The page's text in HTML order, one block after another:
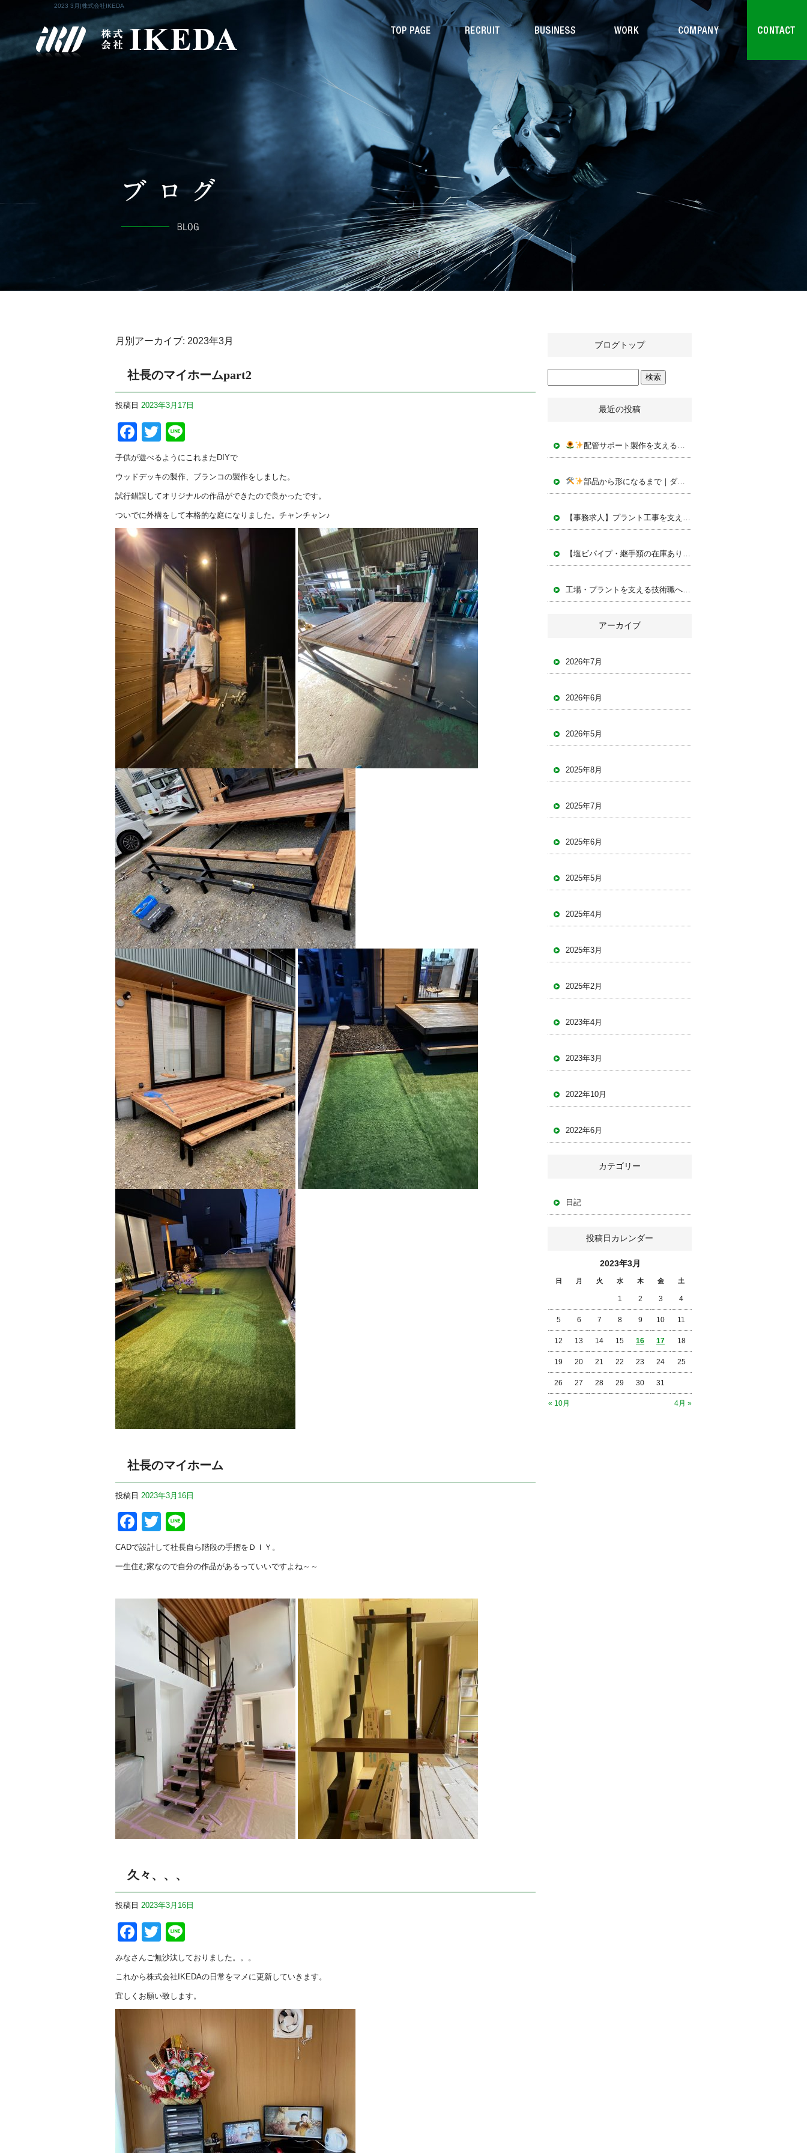
2023 3月|株式会社IKEDA
月別アーカイブ: 2023年3月
社長のマイホームpart2
投稿日 2023年3月17日
Facebook
Twitter
子供が遊べるようにこれまたDIYで
ウッドデッキの製作、ブランコの製作をしました。
試行錯誤してオリジナルの作品ができたので良かったです。
ついでに外構をして本格的な庭になりました。チャンチャン♪
社長のマイホーム
投稿日 2023年3月16日
Facebook
Twitter
CADで設計して社長自ら階段の手摺をＤＩＹ。
一生住む家なので自分の作品があるっていいですよね～～
久々、、、
投稿日 2023年3月16日
Facebook
Twitter
みなさんご無沙汰しておりました。。。
これから株式会社IKEDAの日常をマメに更新していきます。
宜しくお願い致します。
ブログトップ
最近の投稿
配管サポート製作を支える新設備｜マルチワーカー（MW-50）を導入しました
部品から形になるまで｜ダクトフランジカバー製作の様子
【事務求人】プラント工事を支える事務スタッフ募集中
【塩ビパイプ・継手類の在庫あります】資材不足でお困りの方はご相談ください
工場・プラントを支える技術職へ
アーカイブ
2026年7月
2026年6月
2026年5月
2025年8月
2025年7月
2025年6月
2025年5月
2025年4月
2025年3月
2025年2月
2023年4月
2023年3月
2022年10月
2022年6月
カテゴリー
日記
投稿日カレンダー
2023年3月
日 月 火 水 木 金 土
« 10月 4月 »
1 2 3 4
5 6 7 8 9 10 11
12 13 14 15 16 17 18
19 20 21 22 23 24 25
26 27 28 29 30 31